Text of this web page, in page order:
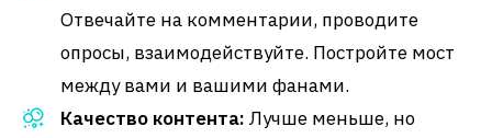
Отвечайте на комментарии, проводите
опросы, взаимодействуйте. Постройте мост
между вами и вашими фанами.
Качество контента: Лучше меньше, но